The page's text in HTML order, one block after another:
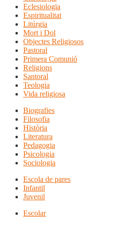
Eclesiologia
Espiritualitat
Litúrgia
Mort i Dol
Objectes Religiosos
Pastoral
Primera Comunió
Religions
Santoral
Teologia
Vida religiosa
Biografies
Filosofia
Història
Literatura
Pedagogia
Psicologia
Sociologia
Escola de pares
Infantil
Juvenil
Escolar